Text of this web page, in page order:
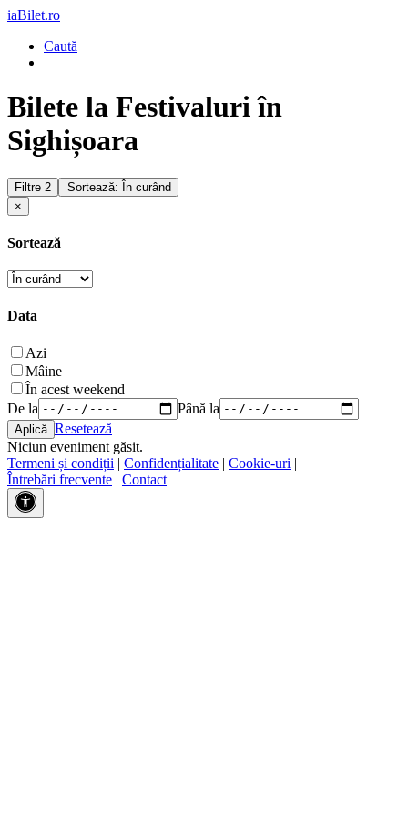
iaBilet.ro
Caută
Bilete la Festivaluri în
Sighișoara
Filtre 2
Sortează: În curând
×
Sortează
Data
Azi
Mâine
În acest weekend
De la
Până la
Resetează
Niciun eveniment găsit.
Termeni și condiții | Confidențialitate | Cookie-uri |
Întrebări frecvente | Contact